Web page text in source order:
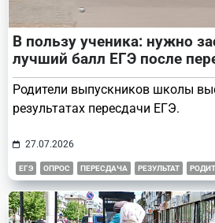
В пользу ученика: нужно
лучший балл ЕГЭ после
Родители выпускников школы
результатах пересдачи ЕГЭ.
27.07.2026
ЕГЭ ОПРОС ПЕРЕСДАЧА РЕЗУЛЬТАТ